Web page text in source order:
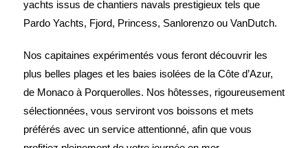
yachts issus de chantiers navals prestigieux tels que
Pardo Yachts, Fjord, Princess, Sanlorenzo ou VanDutch.
Nos capitaines expérimentés vous feront découvrir les
plus belles plages et les baies isolées de la Côte d’Azur,
de Monaco à Porquerolles. Nos hôtesses, rigoureusement
sélectionnées, vous serviront vos boissons et mets
préférés avec un service attentionné, afin que vous